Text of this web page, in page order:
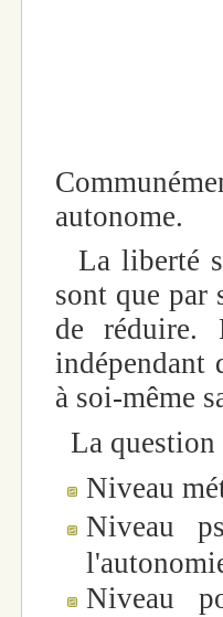
autonome.
La liberté
sont que par
de réduire.
indépendant
à soi-même
La question
Niveau
Niveau
Niveau